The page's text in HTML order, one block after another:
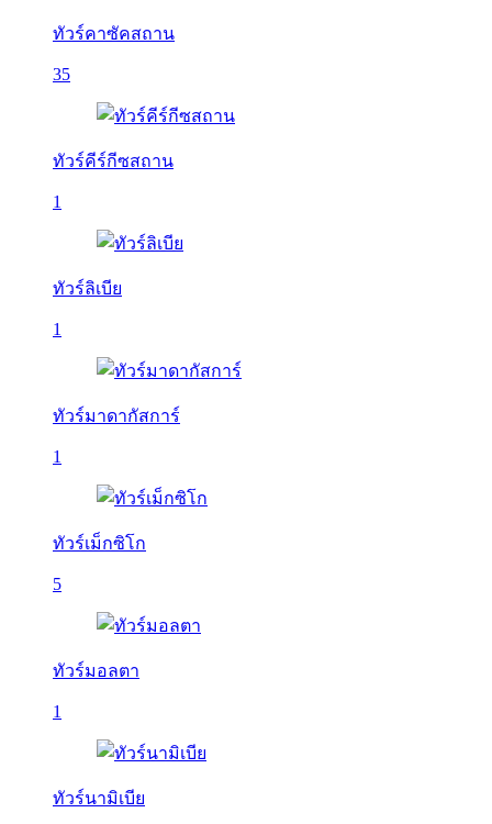
ทัวร์คาซัคสถาน
35
ทัวร์คีร์กีซสถาน
1
ทัวร์ลิเบีย
1
ทัวร์มาดากัสการ์
1
ทัวร์เม็กซิโก
5
ทัวร์มอลตา
1
ทัวร์นามิเบีย